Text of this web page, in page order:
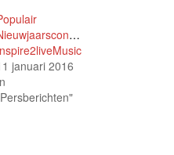
venster
geopend)
januari 2016